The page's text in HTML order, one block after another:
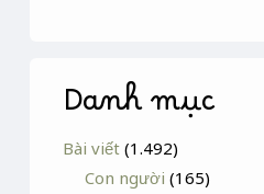
Danh mục
Bài viết (1.492)
Con người (165)